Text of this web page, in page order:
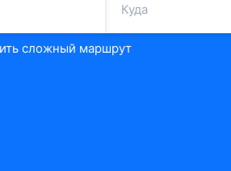
сложный маршрут